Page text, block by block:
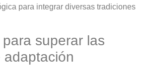
para integrar diversas tradiciones
superar las
adaptación